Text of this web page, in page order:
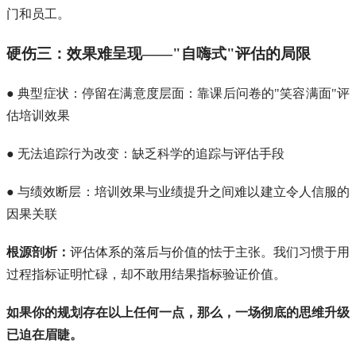
门和员工。
硬伤三：效果难呈现——"自嗨式"评估的局限
● 典型症状：停留在满意度层面：靠课后问卷的"笑容满面"评
估培训效果
● 无法追踪行为改变：缺乏科学的追踪与评估手段
● 与绩效断层：培训效果与业绩提升之间难以建立令人信服的
因果关联
根源剖析： 评估体系的落后与价值的怯于主张。我们习惯于用
过程指标证明忙碌，却不敢用结果指标验证价值。
如果你的规划存在以上任何一点，那么，一场彻底的思维升级
已迫在眉睫。